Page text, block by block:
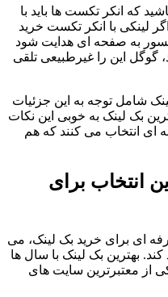
که انکر تکست ها باید با
لینکی با انکر تکست خرید
به صفحه ای هدایت شود
این را غیرطبیعی تلقی
شامل توجه به این جزئیات
بک لینک به خوبی این نکات
ای انتخاب می کنند که هم
انتخاب برای
ای برای خرید بک لینک، می
کند. بهترین بک لینک با سال ها
از معتبرترین سایت های